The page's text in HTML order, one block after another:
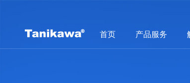
首页 产品服务